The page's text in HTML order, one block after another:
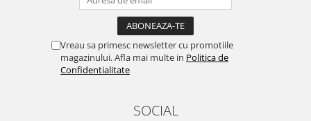
Vreau sa primesc newsletter cu promotiile
magazinului. Afla mai multe in Politica de
Confidentialitate
SOCIAL